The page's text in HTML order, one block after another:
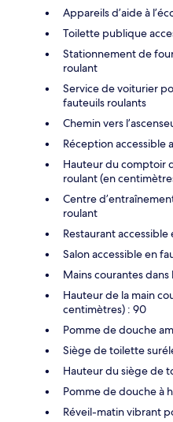
Appareils d’aide à
Toilette publique
Stationnement de
roulant
Service de voiturier
fauteuils roulants
Chemin vers
Réception accessible
Hauteur du comptoir
roulant (en
Centre
roulant
Restaurant
Salon accessible en
Mains courantes dans
Hauteur de la main
centimètres) : 90
Pomme de douche
Siège de toilette
Hauteur du siège de
Pomme de douche à
Réveil-matin vibrant